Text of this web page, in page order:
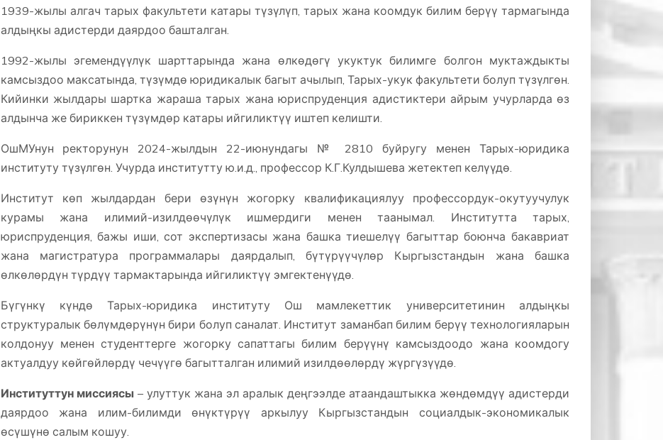
1939-жылы алгач тарых факультети катары түзүлүп, тарых жана коомдук билим берүү тармагында
алдыңкы адистерди даярдоо башталган.
1992-жылы эгемендүүлүк шарттарында жана өлкөдөгү укуктук билимге болгон муктаждыкты
камсыздоо максатында, түзүмдө юридикалык багыт ачылып, Тарых-укук факультети болуп түзүлгөн.
Кийинки жылдары шартка жараша тарых жана юриспруденция адистиктери айрым учурларда өз
алдынча же бириккен түзүмдөр катары ийгиликтүү иштеп келишти.
ОшМУнун ректорунун 2024-жылдын 22-июнундагы № 2810 буйругу менен Тарых-юридика
институту түзүлгөн. Учурда институтту ю.и.д., профессор К.Г.Кулдышева жетектеп келүүдө.
Институт көп жылдардан бери өзүнүн жогорку квалификациялуу профессордук-окутуучулук
курамы жана илимий-изилдөөчүлүк ишмердиги менен таанымал. Институтта тарых,
юриспруденция, бажы иши, сот экспертизасы жана башка тиешелүү багыттар боюнча бакавриат
жана магистратура программалары даярдалып, бүтүрүүчүлөр Кыргызстандын жана башка
өлкөлөрдүн түрдүү тармактарында ийгиликтүү эмгектенүүдө.
Бүгүнкү күндө Тарых-юридика институту Ош мамлекеттик университетинин алдыңкы
структуралык бөлүмдөрүнүн бири болуп саналат. Институт заманбап билим берүү технологияларын
колдонуу менен студенттерге жогорку сапаттагы билим берүүнү камсыздоодо жана коомдогу
актуалдуу көйгөйлөрдү чечүүгө багытталган илимий изилдөөлөрдү жүргүзүүдө.
Институттун миссиясы – улуттук жана эл аралык деңгээлде атаандаштыкка жөндөмдүү адистерди
даярдоо жана илим-билимди өнүктүрүү аркылуу Кыргызстандын социалдык-экономикалык
өсүшүнө салым кошуу.